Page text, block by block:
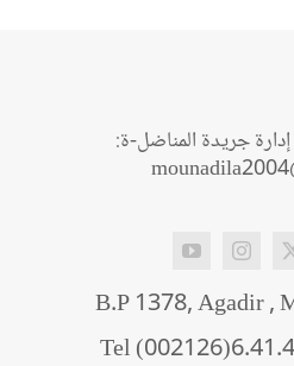
جريدة المناضل-ة: